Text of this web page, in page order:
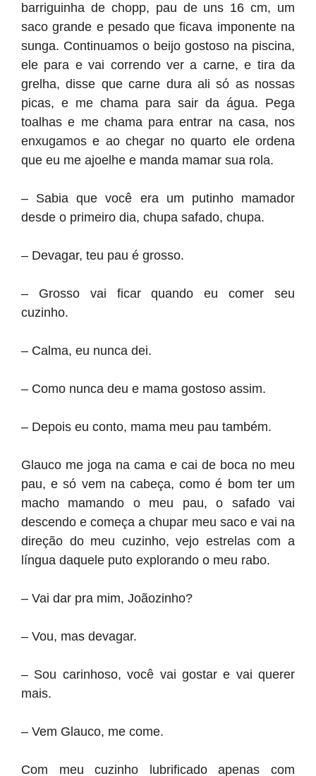
barriguinha de chopp, pau de uns 16 cm, um
saco grande e pesado que ficava imponente na
sunga. Continuamos o beijo gostoso na piscina,
ele para e vai correndo ver a carne, e tira da
grelha, disse que carne dura ali só as nossas
picas, e me chama para sair da água. Pega
toalhas e me chama para entrar na casa, nos
enxugamos e ao chegar no quarto ele ordena
que eu me ajoelhe e manda mamar sua rola.
– Sabia que você era um putinho mamador
desde o primeiro dia, chupa safado, chupa.
– Devagar, teu pau é grosso.
– Grosso vai ficar quando eu comer seu
cuzinho.
– Calma, eu nunca dei.
– Como nunca deu e mama gostoso assim.
– Depois eu conto, mama meu pau também.
Glauco me joga na cama e cai de boca no meu
pau, e só vem na cabeça, como é bom ter um
macho mamando o meu pau, o safado vai
descendo e começa a chupar meu saco e vai na
direção do meu cuzinho, vejo estrelas com a
língua daquele puto explorando o meu rabo.
– Vai dar pra mim, Joãozinho?
– Vou, mas devagar.
– Sou carinhoso, você vai gostar e vai querer
mais.
– Vem Glauco, me come.
Com meu cuzinho lubrificado apenas com